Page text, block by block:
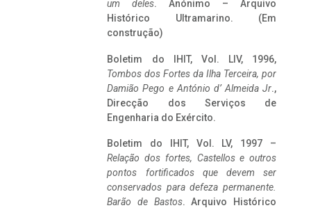
um deles. Anónimo – Arquivo
Histórico Ultramarino. (Em
construção)
Boletim do IHIT, Vol. LIV, 1996,
Tombos dos Fortes da Ilha Terceira, por
Damião Pego e António d’ Almeida Jr.,
Direcção dos Serviços de
Engenharia do Exército.
Boletim do IHIT, Vol. LV, 1997 –
Relação dos fortes, Castellos e outros
pontos fortificados que devem ser
conservados para defeza permanente.
Barão de Bastos. Arquivo Histórico